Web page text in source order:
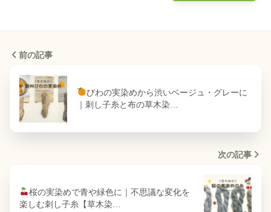
前の記事
びわの実染めから渋いベージュ・グレーに
｜刺し子糸と布の草木染…
次の記事
桜の実染めで青や緑色に｜不思議な変化を
楽しむ刺し子糸【草木染…